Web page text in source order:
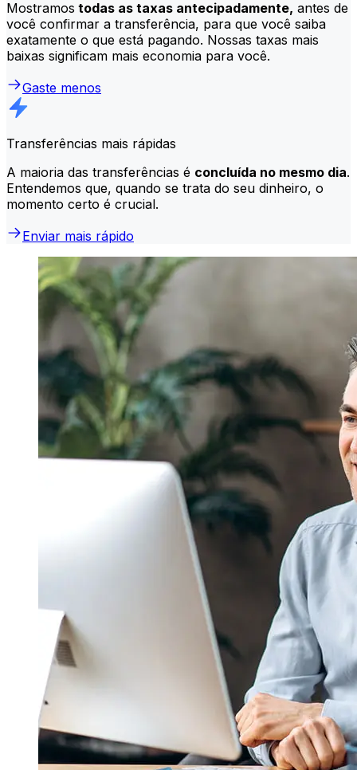
Mostramos todas as taxas antecipadamente, antes de
você confirmar a transferência, para que você saiba
exatamente o que está pagando. Nossas taxas mais
baixas significam mais economia para você.
Gaste menos
Transferências mais rápidas
A maioria das transferências é concluída no mesmo dia.
Entendemos que, quando se trata do seu dinheiro, o
momento certo é crucial.
Enviar mais rápido